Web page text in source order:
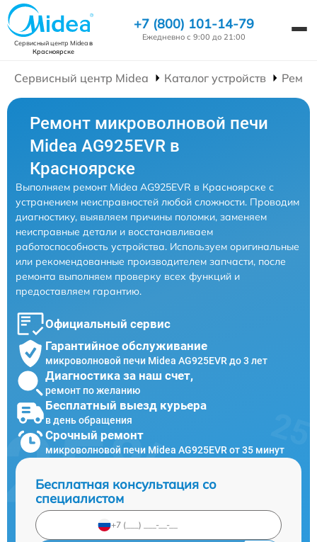
Сервисный центр Mideaв
Красноярске
+7 (800) 101-14-79
Ежедневно с 9:00 до 21:00
Сервисный центр Midea Каталог устройств
Ремонт микроволновой печи
Midea AG925EVR в
Красноярске
Выполняем ремонт Midea AG925EVR в Красноярске с
устранением неисправностей любой сложности. Проводим
диагностику, выявляем причины поломки, заменяем
неисправные детали и восстанавливаем
работоспособность устройства. Используем оригинальные
или рекомендованные производителем запчасти, после
ремонта выполняем проверку всех функций и
предоставляем гарантию.
Официальный сервис
Гарантийное обслуживание
микроволновой печи Midea AG925EVR до 3 лет
Диагностика за наш счет,
ремонт по желанию
Бесплатный выезд курьера
в день обращения
Срочный ремонт
микроволновой печи Midea AG925EVR от 35 минут
Бесплатная консультация со
специалистом